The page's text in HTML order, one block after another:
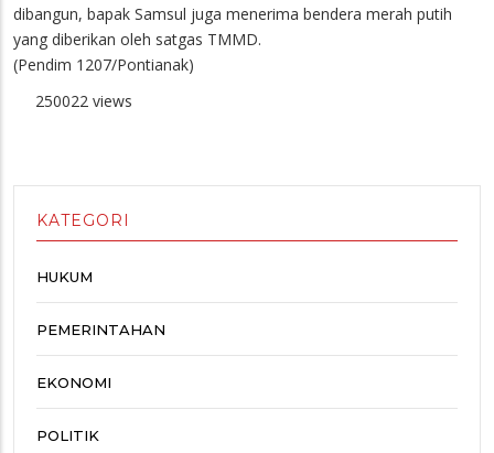
dibangun, bapak Samsul juga menerima bendera merah putih
yang diberikan oleh satgas TMMD.
(Pendim 1207/Pontianak)
250022 views
KATEGORI
HUKUM
PEMERINTAHAN
EKONOMI
POLITIK